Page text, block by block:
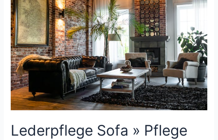
Lederpflege Sofa » Pflege